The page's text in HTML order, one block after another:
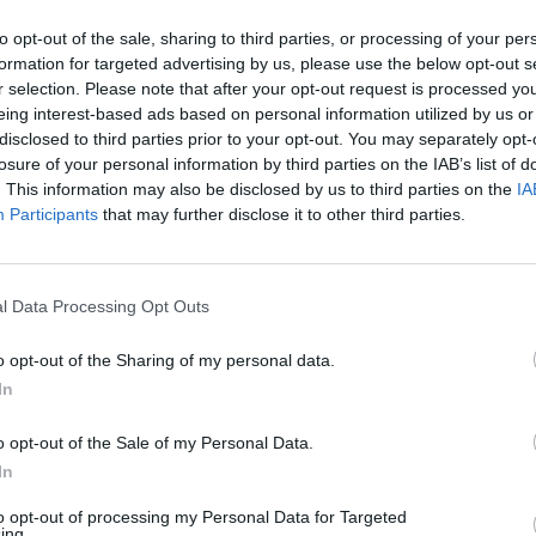
opt-out of the sale, sharing to third parties, or processing of your
for targeted advertising by us, please use the below opt-out
selection. Please note that after your opt-out request is processed
interest-based ads based on personal information utilized by us
to third parties prior to your opt-out. You may separately
of your personal information by third parties on the IAB’s list of
This information may also be disclosed by us to third parties on the
Participants that may further disclose it to other third parties.
Data Processing Opt Outs
opt-out of the Sharing of my personal data.
opt-out of the Sale of my Personal Data.
opt-out of processing my Personal Data for Targeted
del Power hits estate di Rtl102.5 (il 3
di Verona) ed il Radio Zeta Future
sempre all’Arena): cast stellare
e tanta musica live.
Maneskin separati in
casa, scioglimento dietro
di Damiano
Rudy Giuliani a Come States?
Trump, Meloni e la strategia